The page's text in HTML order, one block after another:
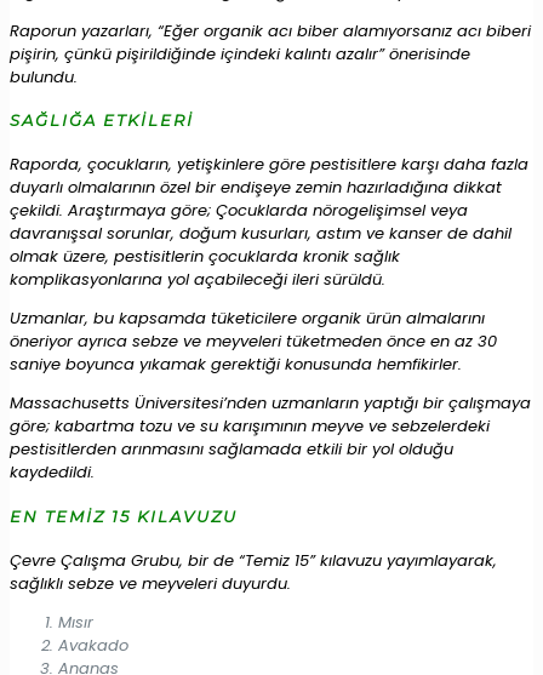
Raporun yazarları, “Eğer organik acı biber alamıyorsanız acı biberi
pişirin, çünkü pişirildiğinde içindeki kalıntı azalır” önerisinde
bulundu.
SAĞLIĞA ETKİLERİ
Raporda, çocukların, yetişkinlere göre pestisitlere karşı daha fazla
duyarlı olmalarının özel bir endişeye zemin hazırladığına dikkat
çekildi. Araştırmaya göre; Çocuklarda nörogelişimsel veya
davranışsal sorunlar, doğum kusurları, astım ve kanser de dahil
olmak üzere, pestisitlerin çocuklarda kronik sağlık
komplikasyonlarına yol açabileceği ileri sürüldü.
Uzmanlar, bu kapsamda tüketicilere organik ürün almalarını
öneriyor ayrıca sebze ve meyveleri tüketmeden önce en az 30
saniye boyunca yıkamak gerektiği konusunda hemfikirler.
Massachusetts Üniversitesi’nden uzmanların yaptığı bir çalışmaya
göre; kabartma tozu ve su karışımının meyve ve sebzelerdeki
pestisitlerden arınmasını sağlamada etkili bir yol olduğu
kaydedildi.
EN TEMİZ 15 KILAVUZU
Çevre Çalışma Grubu, bir de “Temiz 15” kılavuzu yayımlayarak,
sağlıklı sebze ve meyveleri duyurdu.
Mısır
Avakado
Ananas